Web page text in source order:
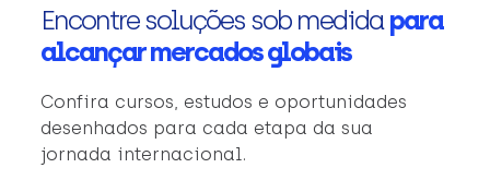
Encontre soluções sob medidapara
alcançar mercados globais
Confira cursos, estudos e oportunidades
desenhados para cada etapa da sua
jornada internacional.